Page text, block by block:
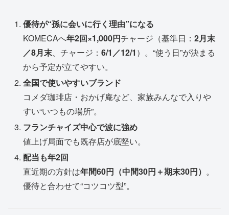
優待が“孫に会いに行く理由”になる
KOMECAへ年2回×1,000円チャージ（基準日：2月末
／8月末 、チャージ：6/1／12/1 ）。“使う日”が決まる
から予定が立てやすい。
全国で使いやすいブランド
コメダ珈琲店・おかげ庵など、家族みんなで入りや
すい“いつもの場所”。
フランチャイズ中心で波に強め
値上げ局面でも既存店が底堅い。
配当も年2回
直近期の方針は年間60円（中間30円＋期末30円） 。
優待と合わせて“コツコツ型”。